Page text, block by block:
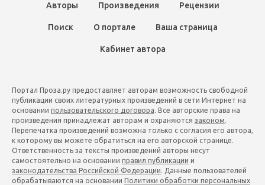
Авторы Произведения Рецензии
Поиск О портале Ваша страница
Кабинет автора
Портал Проза.ру предоставляет авторам возможность свободной
публикации своих литературных произведений в сети Интернет на
основании пользовательского договора. Все авторские права на
произведения принадлежат авторам и охраняются законом.
Перепечатка произведений возможна только с согласия его автора,
к которому вы можете обратиться на его авторской странице.
Ответственность за тексты произведений авторы несут
самостоятельно на основании правил публикации и
законодательства Российской Федерации. Данные пользователей
обрабатываются на основании Политики обработки персональных